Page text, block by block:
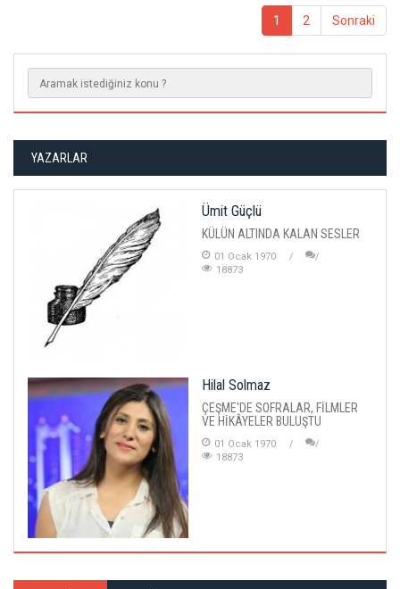
1 2 Sonraki
YAZARLAR
Ümit Güçlü
KÜLÜN ALTINDA KALAN SESLER
01 Ocak 1970
18873
Hilal Solmaz
ÇEŞME'DE SOFRALAR, FİLMLER
VE HİKÂYELER BULUŞTU
01 Ocak 1970
18873